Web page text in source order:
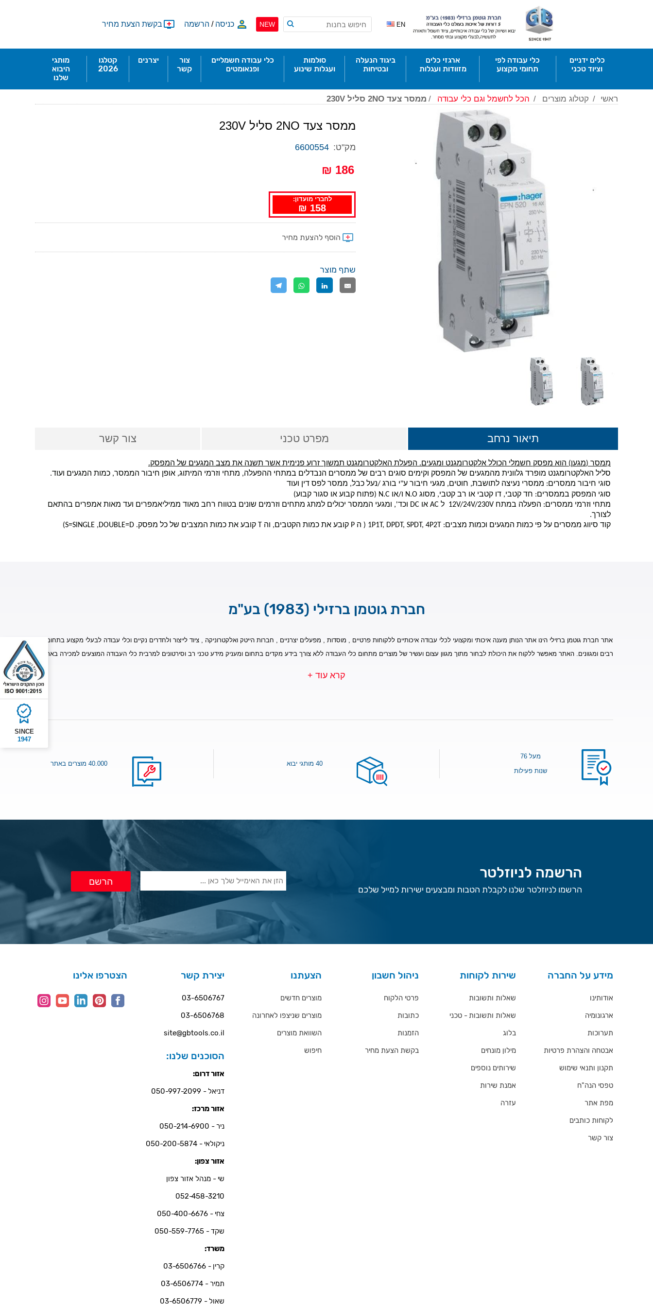
EN
NEW כניסה / הרשמה בקשת הצעת מחיר
כלים ידניים
וציוד טכני
כלי עבודה לפי
תחומי מקצוע
ארגזי כלים
מזוודות ועגלות
ביגוד הנעלה
ובטיחות
סולמות
ועגלות שינוע
כלי עבודה חשמליים
ופנאומטים
צור
קשר
יצרנים
קטלגו
2026
מותגי
היבוא
שלנו
ראשי / קטלוג מוצרים / הכל לחשמל וגם כלי עבודה / ממסר צעד 2NO סליל 230V
ממסר צעד 2NO סליל 230V
מק"ט: 6600554
186 ₪
לחברי מועדון:
158 ₪
שתף מוצר
תיאור נרחב מפרט טכני צור קשר
מִמסר (מגען) הוא מפסק חשמלי הכולל אלקטרומגנט ומגעים. הפעלת האלקטרומגנט תמשוך זרוע פנימית אשר תשנה את מצב המגעים של המפסק.
סליל האלקטרומגנט מופרד גלוונית מהמגעים של המפסק וקימים סוגים רבים של ממסרים הנבדלים במתחי ההפעלה, מתחי וזרמי המיתוג, אופן חיבור הממסר, כמות המגעים ועוד.
סוגי חיבור ממסרים: ממסרי נעיצה לתושבת, חוטים, מגעי חיבור ע"י בורג /נעל כבל, ממסר לפס דין ועוד
סוגי המפסק בממסרים: חד קטבי, דו קטבי או רב קטבי, מסוג N.O ו/או N.C (פתוח קבוע או סגור קבוע)
מתחי וזרמי ממסרים: הפעלה במתח 12V/24V/230V ל AC או DC
וכד', ומגעי הממסר יכולים למתג מתחים וזרמים שונים בטווח רחב מאוד ממיליאמפרים ועד מאות אמפרים בהתאם
לצורך.
קוד סיווג ממסרים על פי כמות המגעים וכמות מצבים: 1P1T, DPDT, SPDT, 4P2T ( ה P קובע את כמות הקטבים, וה T קובע את כמות המצבים של כל מפסק. D
=
DOUBLE
,
S=SINGLE
)
SINCE
1947
חברת גוטמן ברזילי (1983) בע"מ
אתר חברת גוטמן ברזילי הינו אתר הנותן מענה איכותי ומקצועי לכלי עבודה איכותיים ללקוחות פרטיים , מוסדות , מפעלים יצרניים , חברות הייטק ואלקטרוניקה , ציוד לייצור ולחדרים נקיים וכלי עבודה לבעלי מקצוע בתחומים
רבים ומגוונים. האתר מאפשר ללקוח את היכולת לבחור מתוך מגוון עצום ועשיר של מוצרים מתחום כלי העבודה ללא צורך בידע מקדים בתחום ומעניק מידע טכני רב וסירטונים למרבית כלי העבודה המוצעים למכירה באתר.
קרא עוד +
מעל 76
שנות פעילות
40 מותגי יבוא 40.000 מוצרים באתר
הרשמה לניוזלטר
הרשמו לניוזלטר שלנו לקבלת הטבות ומבצעים ישירות למייל שלכם
מידע על החברה
אודותינו
ארגונומיה
תערוכות
אבטחה והצהרת פרטיות
תקנון ותנאי שימוש
טפסי הנה"ח
מפת אתר
לקוחות כותבים
צור קשר
שירות לקוחות
שאלות ותשובות
שאלות ותשובות - טכני
בלוג
מילון מונחים
שירותים נוספים
אמנת שירות
עזרה
ניהול חשבון
פרטי הלקוח
כתובות
הזמנות
בקשת הצעת מחיר
הצעתנו
מוצרים חדשים
מוצרים שניצפו לאחרונה
השוואת מוצרים
חיפוש
יצירת קשר
03-6506767
03-6506768
site@gbtools.co.il
הסוכנים שלנו:
אזור דרום:
דניאל - 050-997-2099
אזור מרכז:
ניר - 050-214-6900
ניקולאי - 050-200-5874
אזור צפון:
שי - מנהל אזור צפון
052-458-3210
צחי - 050-400-6676
שקד - 050-559-7765
משרד:
קרין - 03-6506766
תמיר - 03-6506774
שאול - 03-6506779
הצטרפו אלינו